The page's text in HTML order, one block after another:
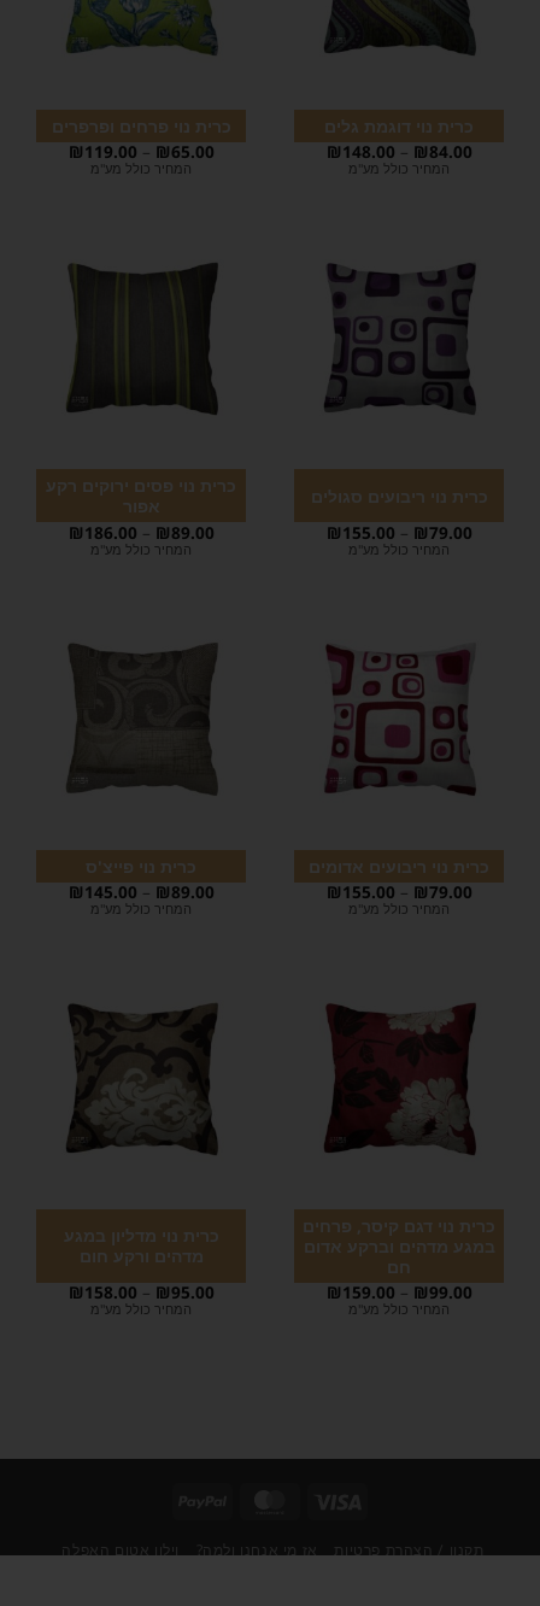
כרית נוי דוגמת גלים
₪84.00
–
₪148.00
המחיר כולל מע"מ
כרית נוי פרחים ופרפרים
₪65.00
–
₪119.00
המחיר כולל מע"מ
כרית נוי ריבועים סגולים
₪79.00
–
₪155.00
המחיר כולל מע"מ
כרית נוי פסים ירוקים רקע
אפור
₪89.00
–
₪186.00
המחיר כולל מע"מ
כרית נוי ריבועים אדומים
₪79.00
–
₪155.00
המחיר כולל מע"מ
כרית נוי פייצ'ס
₪89.00
–
₪145.00
המחיר כולל מע"מ
כרית נוי דגם קיסר, פרחים
במגע מדהים וברקע אדום
חם
₪99.00
–
₪159.00
המחיר כולל מע"מ
כרית נוי מדליון במגע
מדהים ורקע חום
₪95.00
–
₪158.00
המחיר כולל מע"מ
תקנון / הצהרת פרטיות אז מי אנחנו ולמה?
וילון אטום האפלה